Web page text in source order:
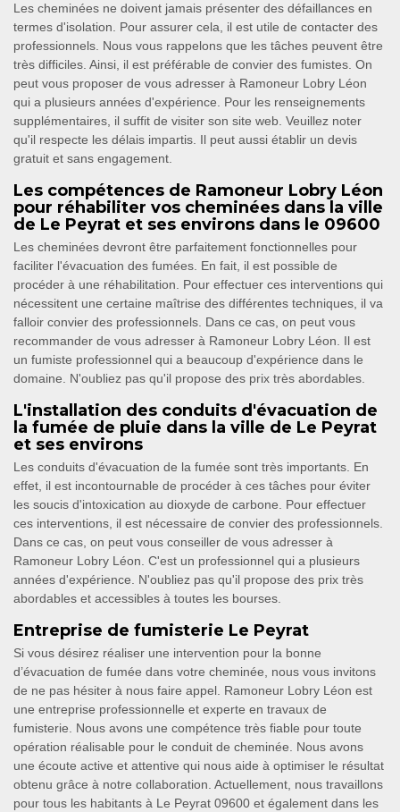
Les cheminées ne doivent jamais présenter des défaillances en
termes d'isolation. Pour assurer cela, il est utile de contacter des
professionnels. Nous vous rappelons que les tâches peuvent être
très difficiles. Ainsi, il est préférable de convier des fumistes. On
peut vous proposer de vous adresser à Ramoneur Lobry Léon
qui a plusieurs années d'expérience. Pour les renseignements
supplémentaires, il suffit de visiter son site web. Veuillez noter
qu'il respecte les délais impartis. Il peut aussi établir un devis
gratuit et sans engagement.
Les compétences de Ramoneur Lobry Léon
pour réhabiliter vos cheminées dans la ville
de Le Peyrat et ses environs dans le 09600
Les cheminées devront être parfaitement fonctionnelles pour
faciliter l'évacuation des fumées. En fait, il est possible de
procéder à une réhabilitation. Pour effectuer ces interventions qui
nécessitent une certaine maîtrise des différentes techniques, il va
falloir convier des professionnels. Dans ce cas, on peut vous
recommander de vous adresser à Ramoneur Lobry Léon. Il est
un fumiste professionnel qui a beaucoup d'expérience dans le
domaine. N'oubliez pas qu'il propose des prix très abordables.
L'installation des conduits d'évacuation de
la fumée de pluie dans la ville de Le Peyrat
et ses environs
Les conduits d'évacuation de la fumée sont très importants. En
effet, il est incontournable de procéder à ces tâches pour éviter
les soucis d'intoxication au dioxyde de carbone. Pour effectuer
ces interventions, il est nécessaire de convier des professionnels.
Dans ce cas, on peut vous conseiller de vous adresser à
Ramoneur Lobry Léon. C'est un professionnel qui a plusieurs
années d'expérience. N'oubliez pas qu'il propose des prix très
abordables et accessibles à toutes les bourses.
Entreprise de fumisterie Le Peyrat
Si vous désirez réaliser une intervention pour la bonne
d’évacuation de fumée dans votre cheminée, nous vous invitons
de ne pas hésiter à nous faire appel. Ramoneur Lobry Léon est
une entreprise professionnelle et experte en travaux de
fumisterie. Nous avons une compétence très fiable pour toute
opération réalisable pour le conduit de cheminée. Nous avons
une écoute active et attentive qui nous aide à optimiser le résultat
obtenu grâce à notre collaboration. Actuellement, nous travaillons
pour tous les habitants à Le Peyrat 09600 et également dans les